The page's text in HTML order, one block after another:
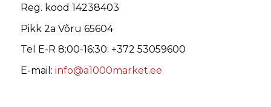
Reg. kood 14238403
Pikk 2a Võru 65604
Tel E-R 8:00-16:30: +372 53059600
E-mail: info@a1000market.ee